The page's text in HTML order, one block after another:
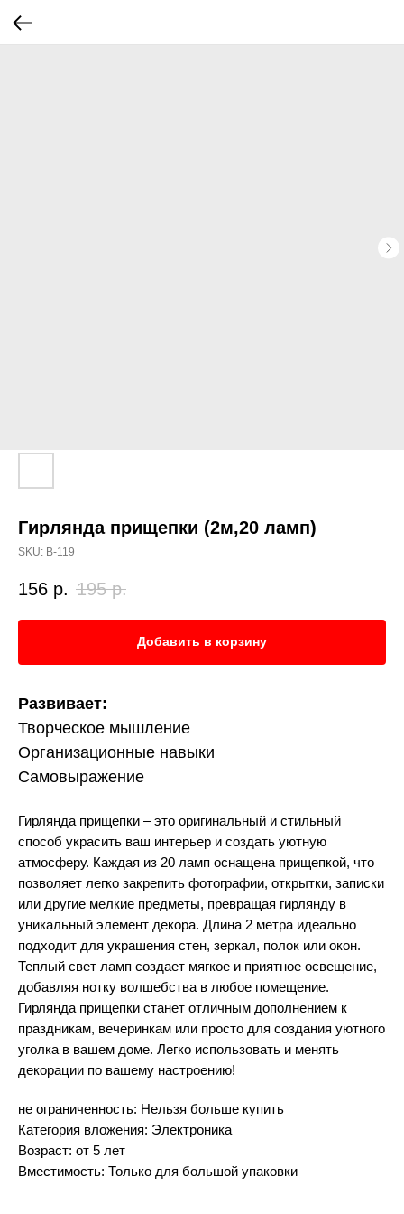
Гирлянда прищепки (2м,20 ламп)
SKU: В-119
156 р. 195 р.
Добавить в корзину
Развивает:
Творческое мышление
Организационные навыки
Самовыражение
Гирлянда прищепки – это оригинальный и стильный
способ украсить ваш интерьер и создать уютную
атмосферу. Каждая из 20 ламп оснащена прищепкой, что
позволяет легко закрепить фотографии, открытки, записки
или другие мелкие предметы, превращая гирлянду в
уникальный элемент декора. Длина 2 метра идеально
подходит для украшения стен, зеркал, полок или окон.
Теплый свет ламп создает мягкое и приятное освещение,
добавляя нотку волшебства в любое помещение.
Гирлянда прищепки станет отличным дополнением к
праздникам, вечеринкам или просто для создания уютного
уголка в вашем доме. Легко использовать и менять
декорации по вашему настроению!
не ограниченность: Нельзя больше купить
Категория вложения: Электроника
Возраст: от 5 лет
Вместимость: Только для большой упаковки